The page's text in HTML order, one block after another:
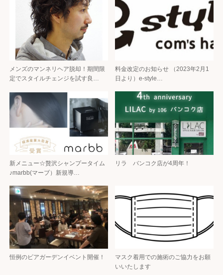
メンズのマンネリヘア脱却！期間限
定でスタイルチェンジを試す良…
料金改定のお知らせ （2023年2月1
日より）e-style…
新メニュー☆贅沢シャンプータイム
♪marbb(マーブ）新規導…
リラ バンコク店が4周年！
恒例のビアガーデンイベント開催！
マスク着用での施術のご協力をお願
いいたします